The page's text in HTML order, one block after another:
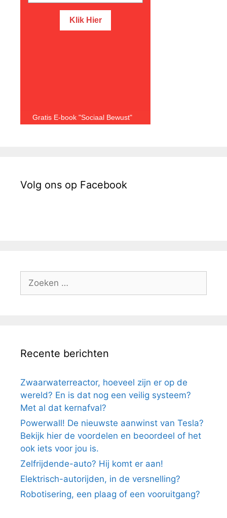
Gratis E-book "Sociaal Bewust"
Volg ons op Facebook
naar:
Recente berichten
Zwaarwaterreactor, hoeveel zijn er op de
wereld? En is dat nog een veilig systeem?
Met al dat kernafval?
Powerwall! De nieuwste aanwinst van Tesla?
Bekijk hier de voordelen en beoordeel of het
ook iets voor jou is.
Zelfrijdende-auto? Hij komt er aan!
Elektrisch-autorijden, in de versnelling?
Robotisering, een plaag of een vooruitgang?